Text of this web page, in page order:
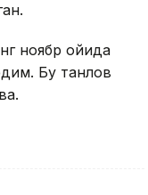
ноябр ойида
Бу танлов